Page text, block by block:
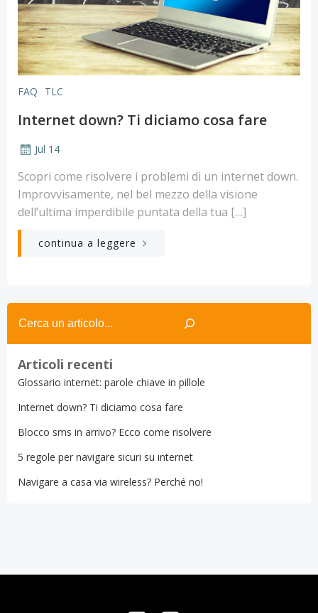
FAQ TLC
Internet down? Ti diciamo cosa fare
Jul 14
Scopri come risolvere i problemi di un internet down.
Improvvisamente, nel bel mezzo della visione
dell’ultima imperdibile puntata della tua […]
continua a leggere
Search
Articoli recenti
Glossario internet: parole chiave in pillole
Internet down? Ti diciamo cosa fare
Blocco sms in arrivo? Ecco come risolvere
5 regole per navigare sicuri su internet
Navigare a casa via wireless? Perché no!